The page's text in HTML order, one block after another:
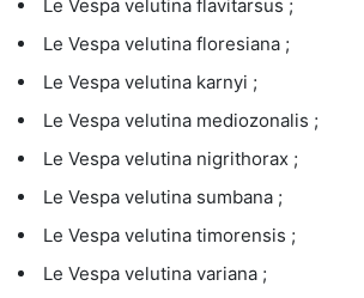
Le Vespa velutina flavitarsus ;
Le Vespa velutina floresiana ;
Le Vespa velutina karnyi ;
Le Vespa velutina mediozonalis ;
Le Vespa velutina nigrithorax ;
Le Vespa velutina sumbana ;
Le Vespa velutina timorensis ;
Le Vespa velutina variana ;